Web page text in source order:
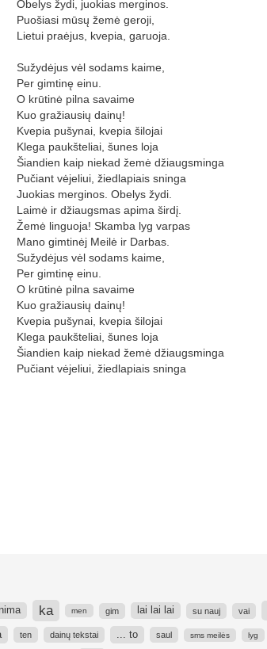
Obelys žydi, juokias merginos.
Puošiasi mūsų žemė geroji,
Lietui praėjus, kvepia, garuoja.
Sužydėjus vėl sodams kaime,
Per gimtinę einu.
O krūtinė pilna savaime
Kuo gražiausių dainų!
Kvepia pušynai, kvepia šilojai
Klega paukšteliai, šunes loja
Šiandien kaip niekad žemė džiaugsminga
Pučiant vėjeliui, žiedlapiais sninga
Juokias merginos. Obelys žydi.
Laimė ir džiaugsmas apima širdį.
Žemė linguoja! Skamba lyg varpas
Mano gimtinėj Meilė ir Darbas.
Sužydėjus vėl sodams kaime,
Per gimtinę einu.
O krūtinė pilna savaime
Kuo gražiausių dainų!
Kvepia pušynai, kvepia šilojai
Klega paukšteliai, šunes loja
Šiandien kaip niekad žemė džiaugsminga
Pučiant vėjeliui, žiedlapiais sninga
ka men gim lai lai lai su nauj vai
ten dainų tekstai ... to saul sms meilės lyg